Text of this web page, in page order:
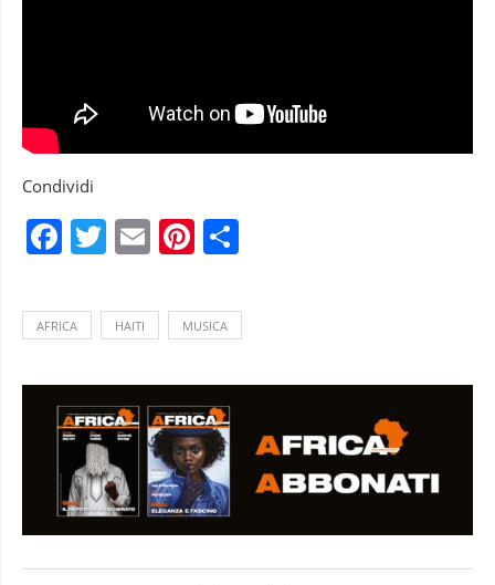
Condividi
Facebook
Twitter
EmailPinterest
AFRICA HAITI MUSICA